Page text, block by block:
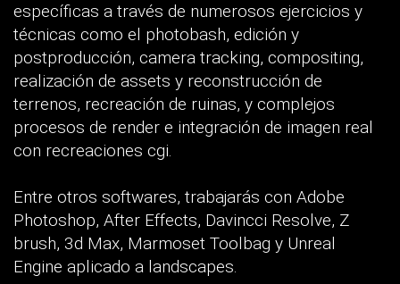
específicas a través de numerosos ejercicios y
técnicas como el photobash, edición y
postproducción, camera tracking, compositing,
realización de assets y reconstrucción de
terrenos, recreación de ruinas, y complejos
procesos de render e integración de imagen real
con recreaciones cgi.
Entre otros softwares, trabajarás con Adobe
Photoshop, After Effects, Davincci Resolve, Z
brush, 3d Max, Marmoset Toolbag y Unreal
Engine aplicado a landscapes.